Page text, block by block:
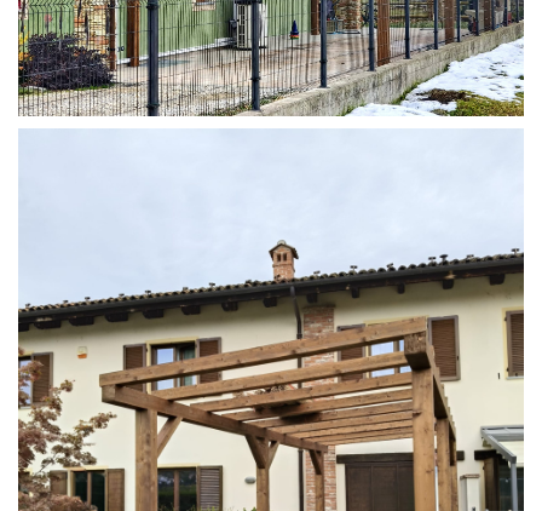
STRUTTURA ADDOSSATA IN LAMELLARE SU MISURA